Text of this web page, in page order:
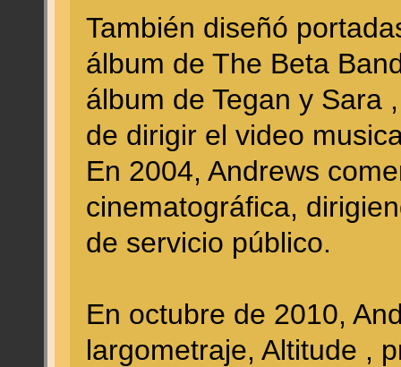
También diseñó
álbum de The Beta
álbum de Tegan y Sara
de dirigir el video
En 2004, Andrews
cinematográfica,
de servicio público.
En octubre de 2010,
largometraje, Altitude ,